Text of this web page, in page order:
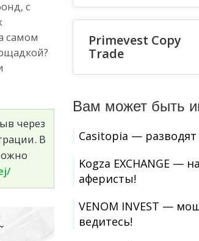
с
самом
через
В
Primevest Copy
Trade
Вам может быть
Casitopia — разводят
Kogza EXCHANGE —
аферисты!
VENOM INVEST —
ведитесь!